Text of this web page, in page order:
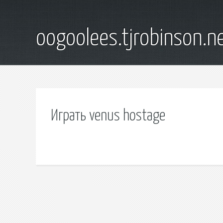
Играть venus hostage